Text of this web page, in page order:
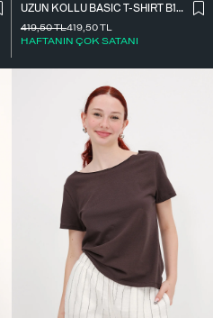
UZUN KOLLU BASIC T-SHIRT B10571
419,50TL
HAFTANIN ÇOK SATANI
419,50TL